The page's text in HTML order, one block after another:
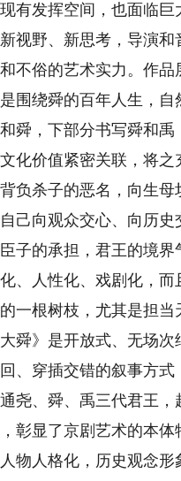
发挥空间，也面临巨
视野、新思考，导演
不俗的艺术实力。作
围绕舜的百年人生，
舜，下部分书写舜和禹
化价值紧密关联，将
负杀子的恶名，向生
己向观众交心、向历
子的承担，君王的境
、人性化、戏剧化，
一根树枝，尤其是担当
》是开放式、无场次
、穿插交错的叙事方
尧、舜、禹三代君王
彰显了京剧艺术的本
物人格化，历史观念形